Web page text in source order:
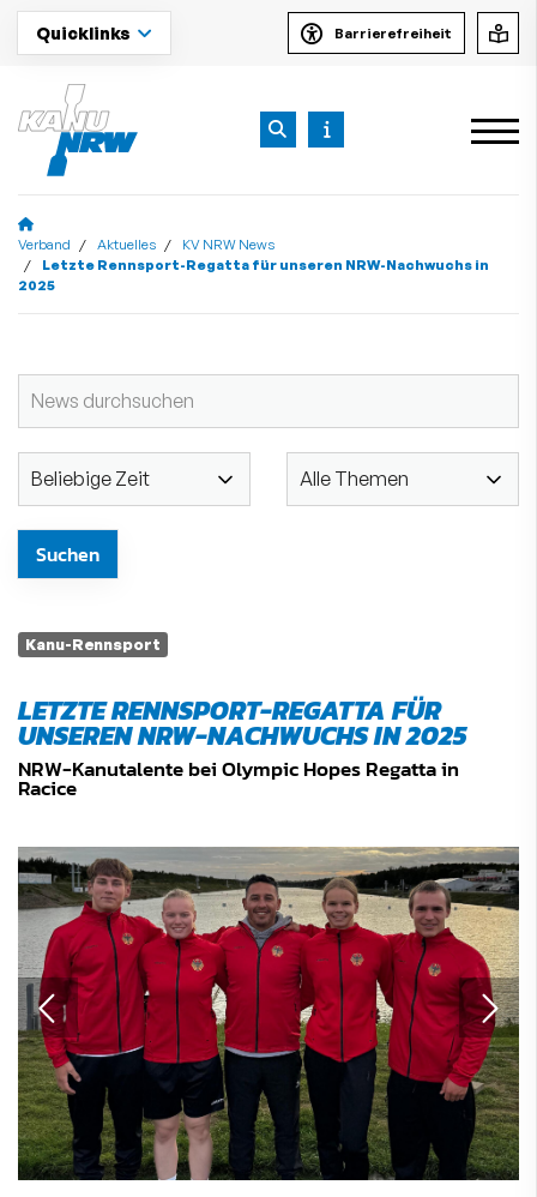
Quicklinks Barrierefreiheit
Verband Aktuelles
KV NRW News
Letzte Rennsport-Regatta für unseren NRW-Nachwuchs in
2025
Kanu-Rennsport
LETZTE RENNSPORT-REGATTA FÜR
UNSEREN NRW-NACHWUCHS IN 2025
NRW-Kanutalente bei Olympic Hopes Regatta in
Racice